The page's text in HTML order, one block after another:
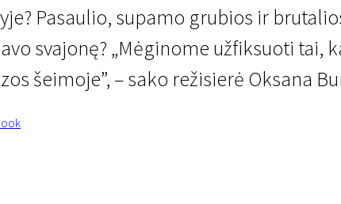
Pasaulio, supamo grubios ir
svajonę? „Mėginome užfiksuoti
šeimoje”, – sako režisierė Oksana